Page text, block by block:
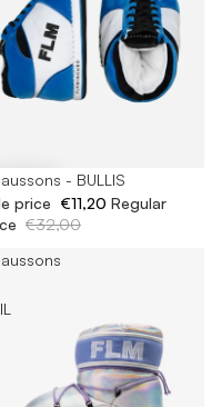
- BULLIS
price €11,20 Regular
€32,00